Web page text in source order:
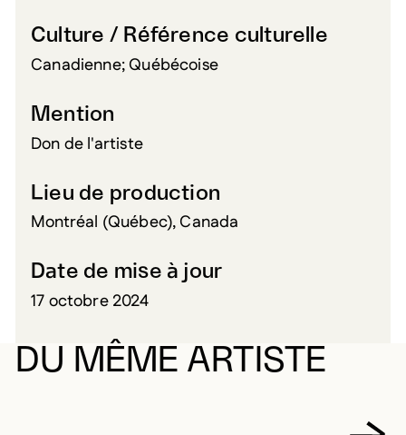
Culture / Référence culturelle
Canadienne; Québécoise
Mention
Don de l'artiste
Lieu de production
Montréal (Québec), Canada
Date de mise à jour
17 octobre 2024
DU MÊME ARTISTE